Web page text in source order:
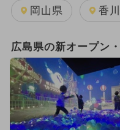
2024年7月のイベ
2025年12月のイ
2025年8月のイベ
2024年11月のイ
岡山県 香
広島県の新オープン